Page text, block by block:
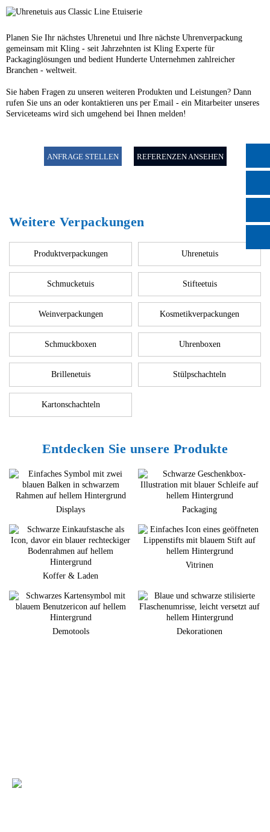
Planen Sie Ihr nächstes Uhrenetui und Ihre nächste Uhrenverpackung
gemeinsam mit Kling - seit Jahrzehnten ist Kling Experte für
Packaginglösungen und bedient Hunderte Unternehmen zahlreicher
Branchen - weltweit.
Sie haben Fragen zu unseren weiteren Produkten und Leistungen? Dann
rufen Sie uns an oder kontaktieren uns per Email - ein Mitarbeiter unseres
Serviceteams wird sich umgehend bei Ihnen melden!
ANFRAGE STELLEN REFERENZEN ANSEHEN
Weitere Verpackungen
Produktverpackungen Uhrenetuis
Schmucketuis Stifteetuis
Weinverpackungen Kosmetikverpackungen
Schmuckboxen Uhrenboxen
Brillenetuis Stülpschachteln
Kartonschachteln
Entdecken Sie unsere Produkte
Displays Packaging
Koffer & Laden
Vitrinen
Demotools Dekorationen